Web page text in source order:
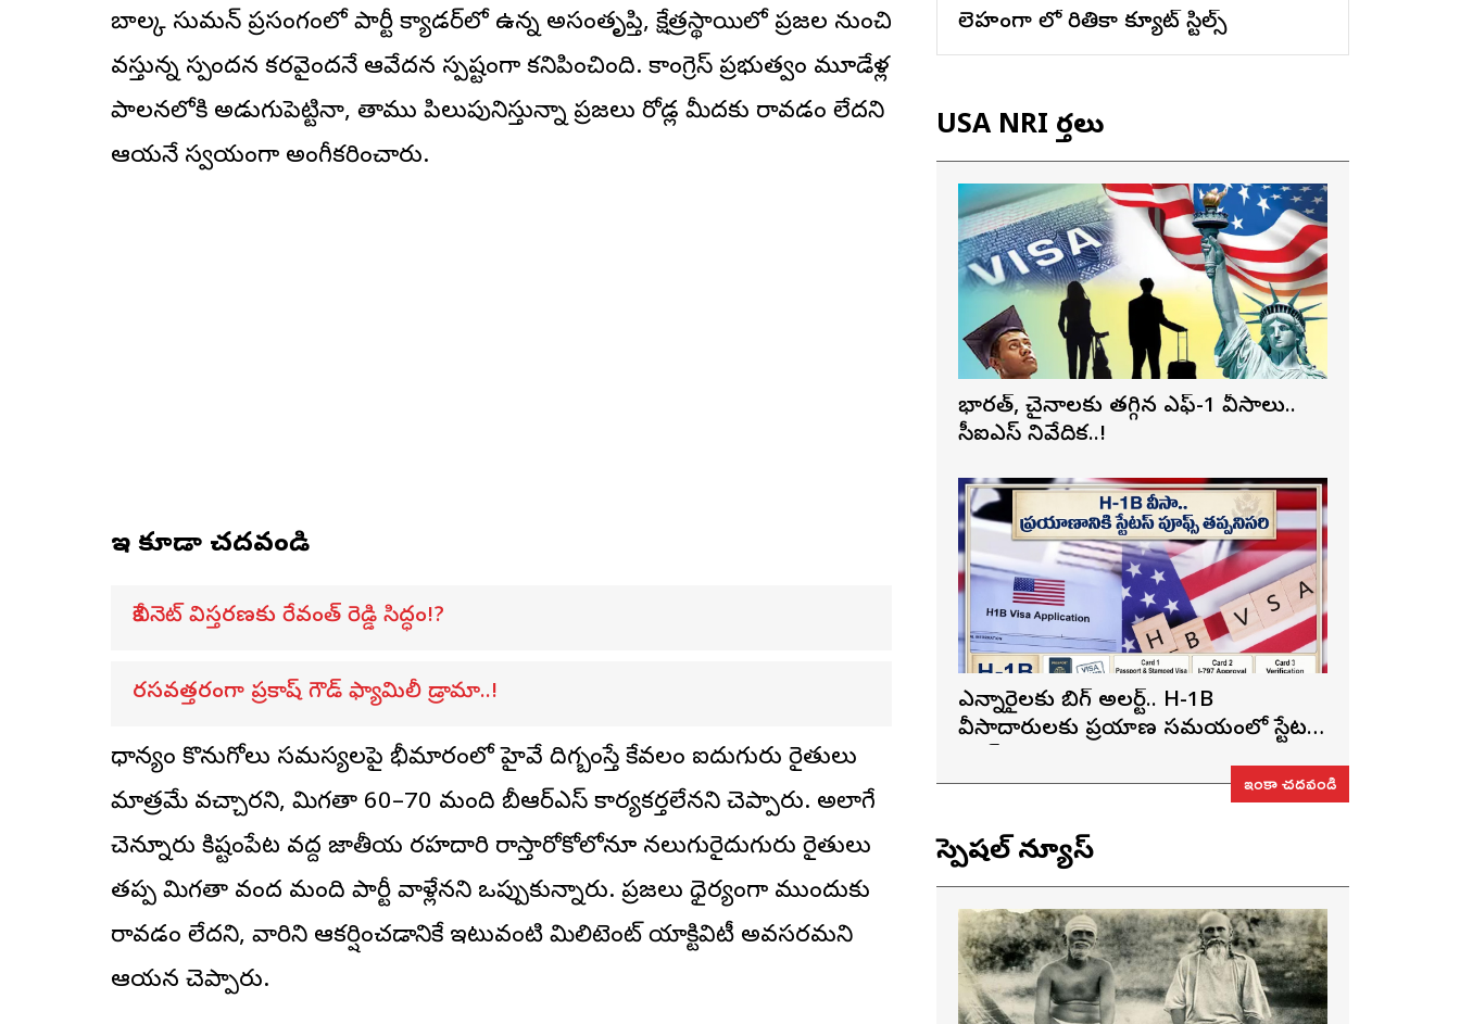
బాల్క సుమన్ ప్రసంగంలో పార్టీ క్యాడర్‌లో ఉన్న అసంతృప్తి, క్షేత్రస్థాయిలో ప్రజల నుంచి
వస్తున్న స్పందన కరవైందనే ఆవేదన స్పష్టంగా కనిపించింది. కాంగ్రెస్ ప్రభుత్వం మూడేళ్ల
పాలనలోకి అడుగుపెట్టినా, తాము పిలుపునిస్తున్నా ప్రజలు రోడ్ల మీదకు రావడం లేదని
ఆయనే స్వయంగా అంగీకరించారు.
ఇవి కూడా చదవండి
కేబినెట్ విస్తరణకు రేవంత్ రెడ్డి సిద్ధం!?
రసవత్తరంగా ప్రకాష్ గౌడ్ ఫ్యామిలీ డ్రామా..!
ధాన్యం కొనుగోలు సమస్యలపై భీమారంలో హైవే దిగ్బంధిస్తే కేవలం ఐదుగురు రైతులు
మాత్రమే వచ్చారని, మిగతా 60–70 మంది బీఆర్ఎస్ కార్యకర్తలేనని చెప్పారు. అలాగే
చెన్నూరు కిష్టంపేట వద్ద జాతీయ రహదారి రాస్తారోకోలోనూ నలుగురైదుగురు రైతులు
తప్ప మిగతా వంద మంది పార్టీ వాళ్లేనని ఒప్పుకున్నారు. ప్రజలు ధైర్యంగా ముందుకు
రావడం లేదని, వారిని ఆకర్షించడానికే ఇటువంటి మిలిటెంట్ యాక్టివిటీ అవసరమని
ఆయన చెప్పారు.
లెహంగా లో రితికా క్యూట్ స్టిల్స్
USA NRI వార్తలు
భారత్, చైనాలకు తగ్గిన ఎఫ్-1 వీసాలు..
సీఐఎస్ నివేదిక..!
ఎన్నారైలకు బిగ్ అలర్ట్.. H-1B
వీసాదారులకు ప్రయాణ సమయంలో స్టేటస్
ఇంకా చదవండి
స్పెషల్ న్యూస్